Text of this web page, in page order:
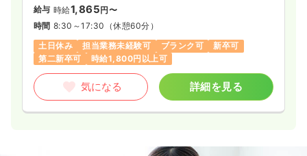
給与 時給1,865円〜
時間 8:30～17:30 （休憩60分）
土日休み
担当業務未経験可 ブランク可
新卒可
第二新卒可
時給1,800円以上可
気になる 詳細を見る